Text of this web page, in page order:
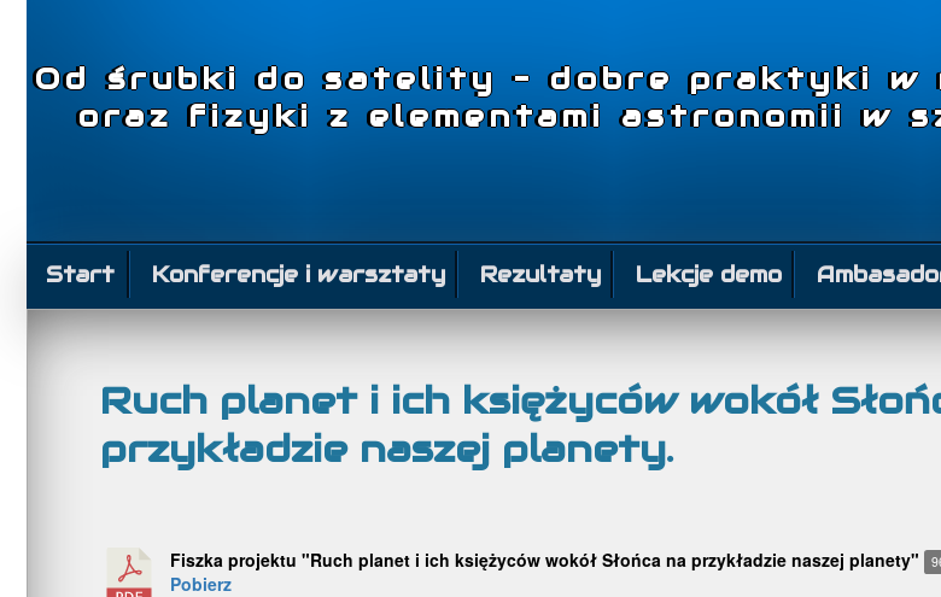
Od śrubki do satelity – dobre praktyki w
oraz fizyki z elementami astronomii w
Start Konferencje i warsztaty Rezultaty Lekcje demo
Ruch planet i ich księżyców wokół
przykładzie naszej planety.
Fiszka projektu "Ruch planet i ich księżyców wokół Słońca na przykładzie naszej planety"
Pobierz